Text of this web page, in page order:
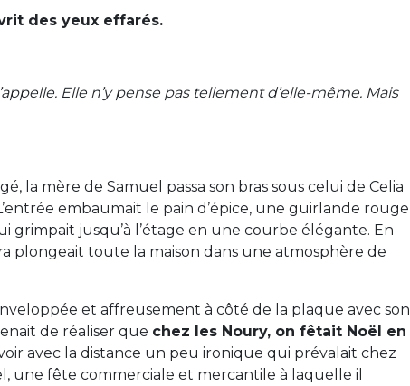
des yeux effarés.
Elle n’y pense pas tellement d’elle-même. Mais
la mère de Samuel passa son bras sous celui de Celia
embaumait le pain d’épice, une guirlande rouge
grimpait jusqu’à l’étage en une courbe élégante. En
plongeait toute la maison dans une atmosphère de
et affreusement à côté de la plaque avec son
de réaliser que chez les Noury, on fêtait Noël en
avec la distance un peu ironique qui prévalait chez
une fête commerciale et mercantile à laquelle il